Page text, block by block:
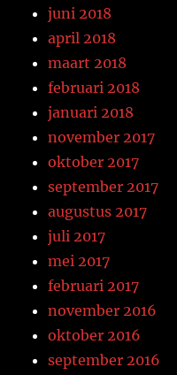
juni 2018
april 2018
maart 2018
februari 2018
januari 2018
november 2017
oktober 2017
september 2017
augustus 2017
juli 2017
mei 2017
februari 2017
november 2016
oktober 2016
september 2016